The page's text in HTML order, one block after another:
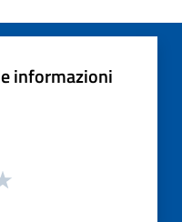
informazioni